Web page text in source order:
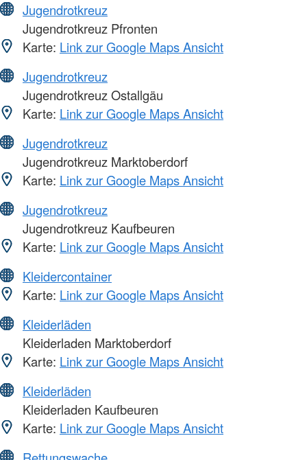
Jugendrotkreuz
Jugendrotkreuz Pfronten
Karte: Link zur Google Maps Ansicht
Jugendrotkreuz
Jugendrotkreuz Ostallgäu
Karte: Link zur Google Maps Ansicht
Jugendrotkreuz
Jugendrotkreuz Marktoberdorf
Karte: Link zur Google Maps Ansicht
Jugendrotkreuz
Jugendrotkreuz Kaufbeuren
Karte: Link zur Google Maps Ansicht
Kleidercontainer
Karte: Link zur Google Maps Ansicht
Kleiderläden
Kleiderladen Marktoberdorf
Karte: Link zur Google Maps Ansicht
Kleiderläden
Kleiderladen Kaufbeuren
Karte: Link zur Google Maps Ansicht